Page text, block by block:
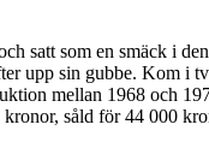
satt som en smäck i
upp sin gubbe. Kom i
mellan 1968 och
såld för 44 000